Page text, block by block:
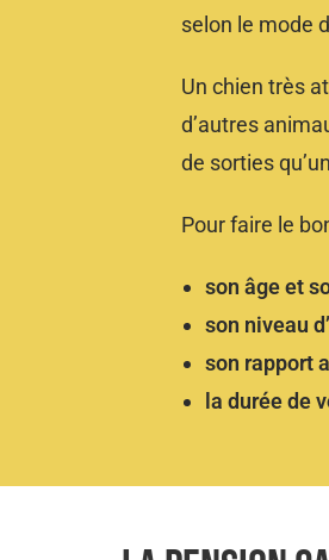
selon le mode
Un chien très
d’autres
de sorties
Pour faire le
son âge et
son niveau
son rapport
la durée de